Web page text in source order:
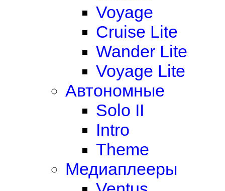
Voyage
Cruise Lite
Wander Lite
Voyage Lite
Автономные
Solo II
Intro
Theme
Медиаплееры